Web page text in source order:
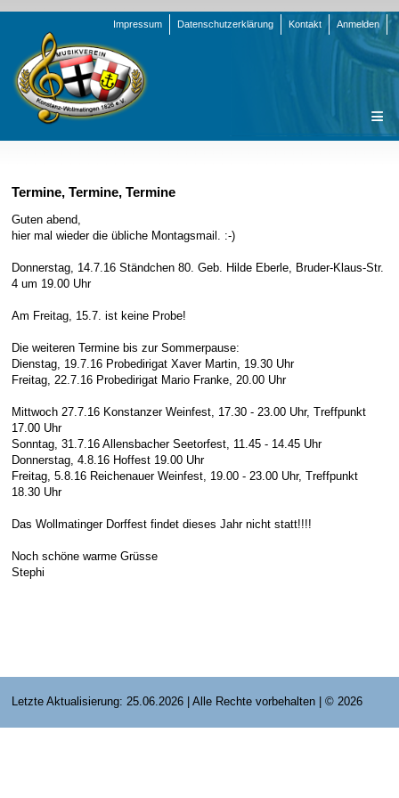
Navigation
Impressum Datenschutzerklärung Kontakt Anmelden
Verein
Vorstand
Funktionsträger
Orchester
Jugendkapelle
Startseite
Interne Infos
Newsletter
E-Mail Strato
HiDrive Strato
Termine
Jahr 2005 - 2009
Jahr 2010 - 2014
Jahr 2015 - 2019
Jahr 2020 bis
Bilder
Stammorchester
Jugendausbildung
Chronik
Vorstände
Dirigenten
Sponsoren
Termine, Termine, Termine
Guten abend,
hier mal wieder die übliche Montagsmail. :-)
Donnerstag, 14.7.16 Ständchen 80. Geb. Hilde Eberle, Bruder-Klaus-Str.
4 um 19.00 Uhr
Am Freitag, 15.7. ist keine Probe!
Die weiteren Termine bis zur Sommerpause:
Dienstag, 19.7.16 Probedirigat Xaver Martin, 19.30 Uhr
Freitag, 22.7.16 Probedirigat Mario Franke, 20.00 Uhr
Mittwoch 27.7.16 Konstanzer Weinfest, 17.30 - 23.00 Uhr, Treffpunkt
17.00 Uhr
Sonntag, 31.7.16 Allensbacher Seetorfest, 11.45 - 14.45 Uhr
Donnerstag, 4.8.16 Hoffest 19.00 Uhr
Freitag, 5.8.16 Reichenauer Weinfest, 19.00 - 23.00 Uhr, Treffpunkt
18.30 Uhr
Das Wollmatinger Dorffest findet dieses Jahr nicht statt!!!!
Noch schöne warme Grüsse
Stephi
Letzte Aktualisierung: 25.06.2026 | Alle Rechte vorbehalten | © 2026